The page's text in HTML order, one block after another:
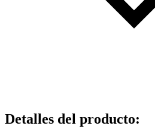
Detalles del producto: